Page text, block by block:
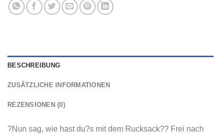
BESCHREIBUNG
ZUSÄTZLICHE INFORMATIONEN
REZENSIONEN (0)
?Nun sag, wie hast du?s mit dem Rucksack?? Frei nach